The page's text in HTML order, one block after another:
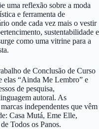
uma reflexão sobre a moda
e ferramenta de
onde cada vez mais o vestir
sustentabilidade e
como uma vitrine para a
de Conclusão de Curso
elas “Ainda Me Lembro” e
de pesquisa,
autoral. As
independentes que vêm
Casa Mutá, Eme Elle,
Todos os Panos.